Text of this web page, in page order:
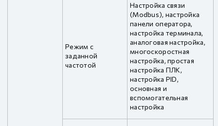
Режим с
заданной
частотой
Настройка связи
(Modbus), настройка
панели оператора,
настройка терминала,
аналоговая настройка,
многоскоростная
настройка, простая
настройка ПЛК,
настройка PID,
основная и
вспомогательная
настройка